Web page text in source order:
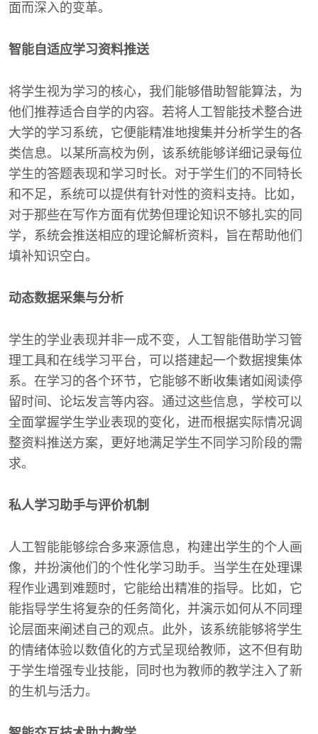
面而深入的变革。
智能自适应学习资料推送
将学生视为学习的核心，我们能够借助智能算法，为
他们推荐适合自学的内容。若将人工智能技术整合进
大学的学习系统，它便能精准地搜集并分析学生的各
类信息。以某所高校为例，该系统能够详细记录每位
学生的答题表现和学习时长。对于学生们的不同特长
和不足，系统可以提供有针对性的资料支持。比如，
对于那些在写作方面有优势但理论知识不够扎实的同
学，系统会推送相应的理论解析资料，旨在帮助他们
填补知识空白。
动态数据采集与分析
学生的学业表现并非一成不变，人工智能借助学习管
理工具和在线学习平台，可以搭建起一个数据搜集体
系。在学习的各个环节，它能够不断收集诸如阅读停
留时间、论坛发言等内容。通过这些信息，学校可以
全面掌握学生学业表现的变化，进而根据实际情况调
整资料推送方案，更好地满足学生不同学习阶段的需
求。
私人学习助手与评价机制
人工智能能够综合多来源信息，构建出学生的个人画
像，并扮演他们的个性化学习助手。当学生在处理课
程作业遇到难题时，它能给出精准的指导。比如，它
能指导学生将复杂的任务简化，并演示如何从不同理
论层面来阐述自己的观点。此外，该系统能够将学生
的情绪体验以数值化的方式呈现给教师，这不但有助
于学生增强专业技能，同时也为教师的教学注入了新
的生机与活力。